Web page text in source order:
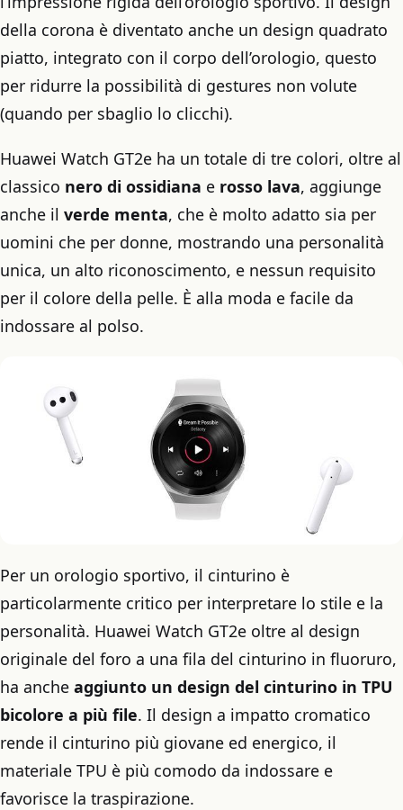
della corona è diventato anche un design quadrato
piatto, integrato con il corpo dell’orologio, questo
per ridurre la possibilità di gestures non volute
(quando per sbaglio lo clicchi).
Huawei Watch GT2e ha un totale di tre colori, oltre al
classico nero di ossidiana e rosso lava, aggiunge
anche il verde menta, che è molto adatto sia per
uomini che per donne, mostrando una personalità
unica, un alto riconoscimento, e nessun requisito
per il colore della pelle. È alla moda e facile da
indossare al polso.
Per un orologio sportivo, il cinturino è
particolarmente critico per interpretare lo stile e la
personalità. Huawei Watch GT2e oltre al design
originale del foro a una fila del cinturino in fluoruro,
ha anche aggiunto un design del cinturino in TPU
bicolore a più file. Il design a impatto cromatico
rende il cinturino più giovane ed energico, il
materiale TPU è più comodo da indossare e
favorisce la traspirazione.